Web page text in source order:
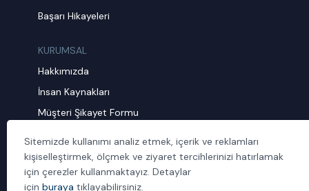
Başarı Hikayeleri
KURUMSAL
Hakkımızda
İnsan Kaynakları
Müşteri Şikayet Formu
Politika ve Prosedürler
İletişim
Sitemizde kullanımı analiz etmek, içerik ve reklamları
kişiselleştirmek, ölçmek ve ziyaret tercihlerinizi hatırlamak
için çerezler kullanmaktayız. Detaylar
için buraya tıklayabilirsiniz.